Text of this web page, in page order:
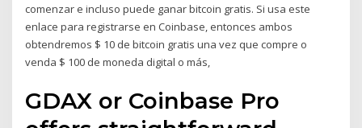
comenzar e incluso puede ganar bitcoin gratis. Si usa este
enlace para registrarse en Coinbase, entonces ambos
obtendremos $ 10 de bitcoin gratis una vez que compre o
venda $ 100 de moneda digital o más,
GDAX or Coinbase Pro